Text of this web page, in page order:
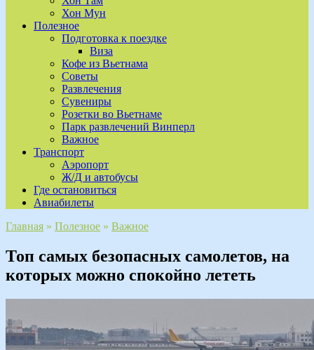
Хон Мун
Полезное
Подготовка к поездке
Виза
Кофе из Вьетнама
Советы
Развлечения
Сувениры
Розетки во Вьетнаме
Парк развлечений Винперл
Важное
Транспорт
Аэропорт
Ж/Д и автобусы
Где остановиться
Авиабилеты
Главная » Полезное » Важное
Топ самых безопасных самолетов, на
которых можно спокойно лететь